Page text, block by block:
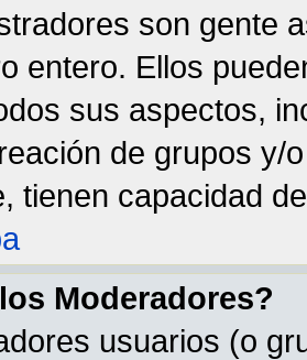
son gente
entero. Ellos
sus aspectos,
de grupos y/
tienen capacidad
Moderadores?
usuarios (o